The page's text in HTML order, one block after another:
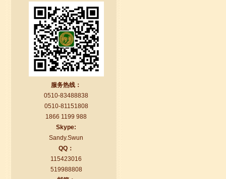
无锡语风汉语学校Jessie
我学习汉语已经八年了,我能听明白别人
说汉语,但是我自己说汉语却觉得说不出
口。我现在在语风汉语无锡校学习，每
天我都学习中国文化...
服务热线：
0510-83488838
0510-81151808
1866 1199 988
Skype:
Sandy.Swun
QQ：
115423016
519988808